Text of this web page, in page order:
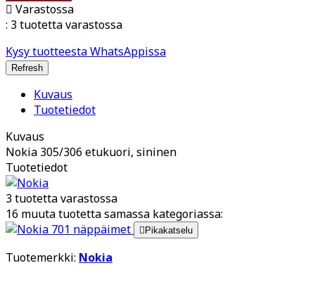
 Varastossa
: 3 tuotetta varastossa
Kysy tuotteesta WhatsAppissa
Kuvaus
Tuotetiedot
Kuvaus
Nokia 305/306 etukuori, sininen
Tuotetiedot
3 tuotetta varastossa
16 muuta tuotetta samassa kategoriassa:
Pikakatselu
Tuotemerkki: Nokia